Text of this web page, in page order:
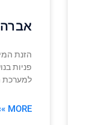
הזנת
פניות
למערכת
MORE »»